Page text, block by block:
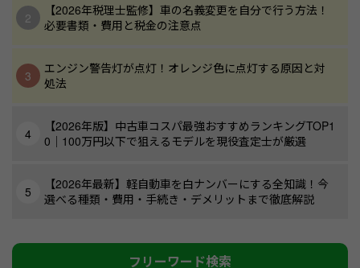
【2026年税理士監修】車の名義変更を自分で行う方法！
必要書類・費用と税金の注意点
エンジン警告灯が点灯！オレンジ色に点灯する原因と対
処法
【2026年版】中古車コスパ最強おすすめランキングTOP1
0｜100万円以下で狙えるモデルを現役査定士が厳選
【2026年最新】軽自動車を白ナンバーにする全知識！今
選べる種類・費用・手続き・デメリットまで徹底解説
フリーワード検索